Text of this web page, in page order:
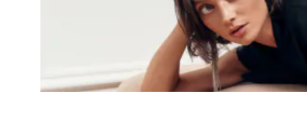
выхода, важного мероприятия или торжества.
Сет: лаконичное мини платье, юбка и шифона и шарф
Высокий разрез на ноге
Застежка на молнии по спинке